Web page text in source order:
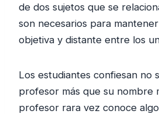
de dos sujetos que se
son necesarios para
objetiva y distante entre los
Los estudiantes confiesan no
profesor más que su nombre
profesor rara vez conoce